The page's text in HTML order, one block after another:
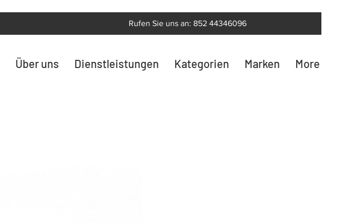
Rufen Sie uns an: 852 44346096
Über uns Dienstleistungen Kategorien Marken More